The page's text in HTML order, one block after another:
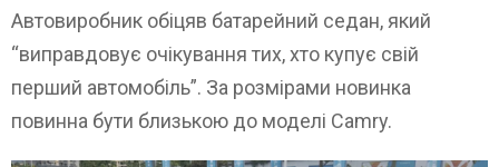
Автовиробник обіцяв батарейний седан, який
“виправдовує очікування тих, хто купує свій
перший автомобіль”. За розмірами новинка
повинна бути близькою до моделі Camry.